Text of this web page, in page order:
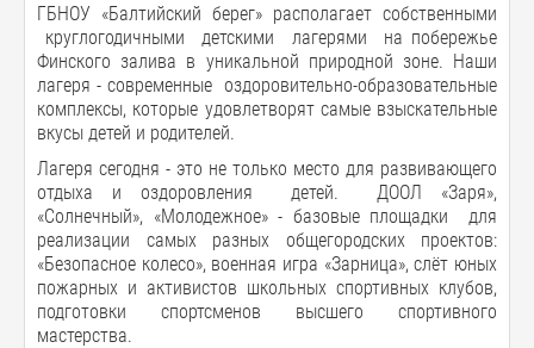
ГБНОУ «Балтийский берег» располагает собственными
круглогодичными детскими лагерями на побережье
Финского залива в уникальной природной зоне. Наши
лагеря - современные оздоровительно-образовательные
комплексы, которые удовлетворят самые взыскательные
вкусы детей и родителей.
Лагеря сегодня - это не только место для развивающего
отдыха и оздоровления детей. ДООЛ «Заря»,
«Солнечный», «Молодежное» - базовые площадки для
реализации самых разных общегородских проектов:
«Безопасное колесо», военная игра «Зарница», слёт юных
пожарных и активистов школьных спортивных клубов,
подготовки спортсменов высшего спортивного
мастерства.